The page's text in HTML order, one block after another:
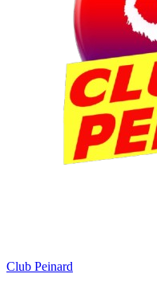
Club Peinard